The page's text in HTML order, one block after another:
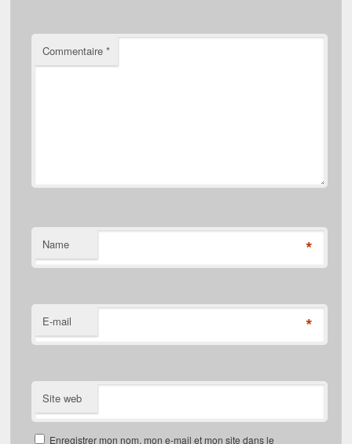
Commentaire*
Name *
E-mail *
Site web
Enregistrer mon nom, mon e-mail et mon site dans le